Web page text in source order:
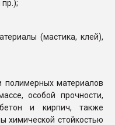
(мастика, клей),
полимерных материалов
особой прочности,
и кирпич, также
химической стойкостью